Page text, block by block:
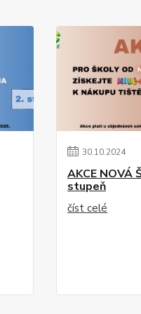
30.10.2024
AKCE NOVÁ
stupeň
číst celé